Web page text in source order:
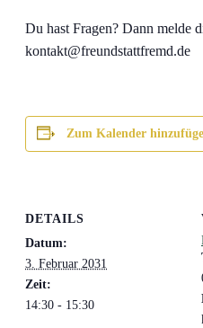
Du hast Fragen? Dann melde
kontakt@freundstattfremd.de
Zum Kalender
DETAILS
Datum:
3. Februar 2031
Zeit:
14:30 - 15:30